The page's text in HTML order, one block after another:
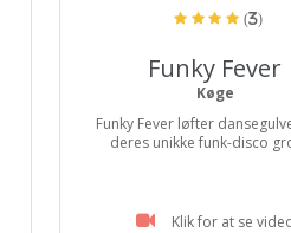
(3)
Funky Fever
Køge
Funky Fever løfter
deres unikke funk-disco
Klik for at se